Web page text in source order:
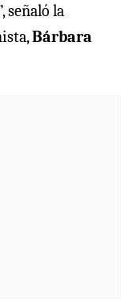
señaló la
Bárbara